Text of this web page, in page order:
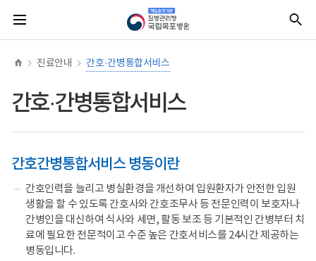
767px
이
질
병
청
책
운
영
기
목
포
병
원
(로
고)
통
합
검
전
체
메
진료안내 간호·간병통합서비스
간호·간병통합서비스
작
간호간병통합서비스 병동이란
간호인력을 늘리고 병실환경을 개선하여 입원환자가 안전한 입원
생활을 할 수 있도록 간호사와 간호조무사 등 전문인력이 보호자나
간병인을 대신하여 식사와 세면, 활동 보조 등 기본적인 간병부터 치
료에 필요한 전문적이고 수준 높은 간호서비스를 24시간 제공하는
병동입니다.
료